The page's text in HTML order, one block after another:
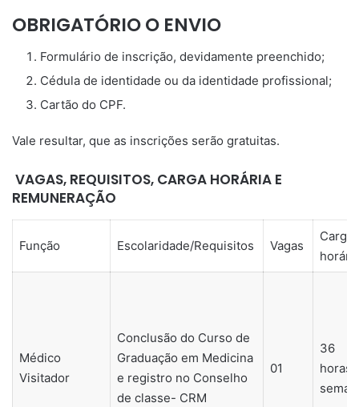
OBRIGATÓRIO O ENVIO
Formulário de inscrição, devidamente preenchido;
Cédula de identidade ou da identidade profissional;
Cartão do CPF.
Vale resultar, que as inscrições serão gratuitas.
VAGAS, REQUISITOS, CARGA HORÁRIA E
REMUNERAÇÃO
Função Escolaridade/Requisitos Vagas
Carga
Médico
Visitador
Conclusão do Curso de
Graduação em Medicina
e registro no Conselho
de classe- CRM
01
36
horas/